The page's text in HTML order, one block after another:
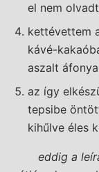
el nem
kettévettem
kávé-
aszalt
az így
tepsibe
kihűlve éles
eddig a